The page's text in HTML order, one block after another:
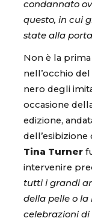
condannato
questo, in cui
state alla
Non è la
nell’occhio
nero degli
occasione
edizione,
dell’esibizione
Tina Turner
intervenire
tutti i grandi
della pelle o la
celebrazioni